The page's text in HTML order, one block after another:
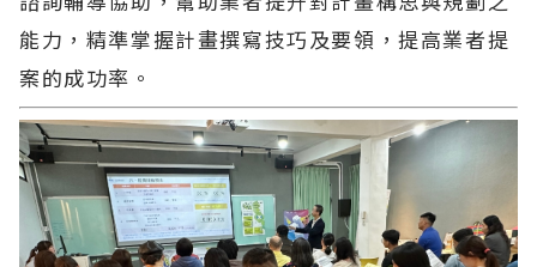
能力，精準掌握計畫撰寫技巧及要領，提高業者提
案的成功率。